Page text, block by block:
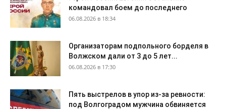
командовал боем до последнего
06.08.2026 в 18:34
Организаторам подпольного борделя в
Волжском дали от 3 до 5 лет...
06.08.2026 в 17:30
Пять выстрелов в упор из-за ревности:
под Волгоградом мужчина обвиняется